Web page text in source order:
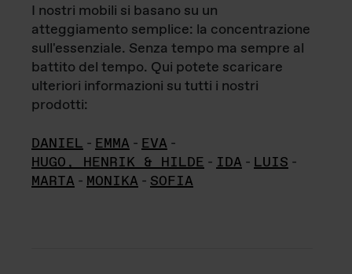
I nostri mobili si basano su un
atteggiamento semplice: la concentrazione
sull'essenziale. Senza tempo ma sempre al
battito del tempo. Qui potete scaricare
ulteriori informazioni su tutti i nostri
prodotti:
DANIEL - EMMA - EVA -
HUGO, HENRIK & HILDE - IDA - LUIS -
MARTA - MONIKA - SOFIA